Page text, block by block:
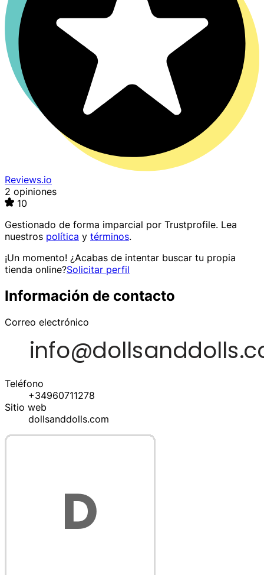
Reviews.io
2 opiniones
10
Gestionado de forma imparcial por Trustprofile. Lea
nuestros política y términos.
¡Un momento! ¿Acabas de intentar buscar tu propia
tienda online?Solicitar perfil
Información de contacto
Correo electrónico
Teléfono
+34960711278
Sitio web
dollsanddolls.com